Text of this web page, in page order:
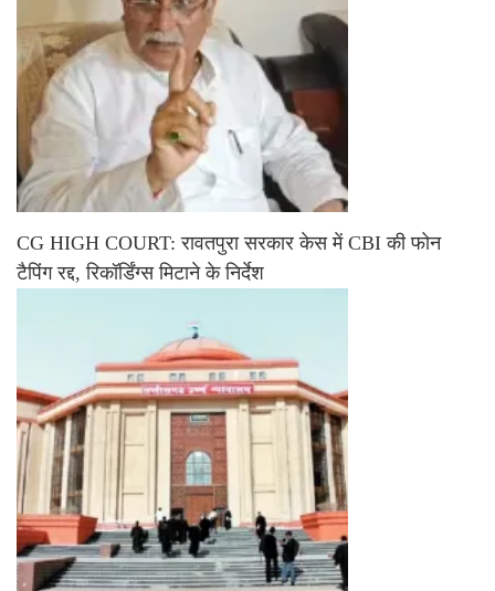
CG HIGH COURT: रावतपुरा सरकार केस में CBI की फोन
टैपिंग रद्द, रिकॉर्डिंग्स मिटाने के निर्देश